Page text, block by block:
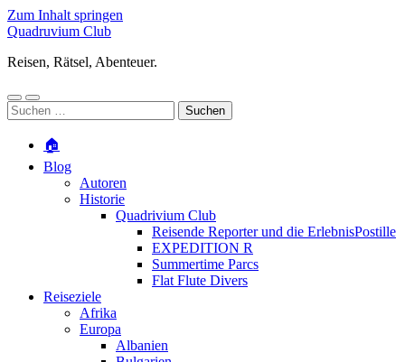
Zum Inhalt springen
Quadruvium Club
Reisen, Rätsel, Abenteuer.
Mobile-
Menü
Suchfeld
ein-/ausblenden
Suchen
nach:
🏠
Blog
Autoren
Historie
Quadrivium Club
Reisende Reporter und die ErlebnisPostille
EXPEDITION R
Summertime Parcs
Flat Flute Divers
Reiseziele
Afrika
Europa
Albanien